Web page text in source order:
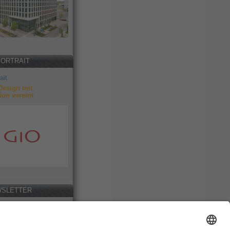
mit
vereint